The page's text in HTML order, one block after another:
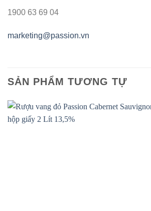
1900 63 69 04
marketing@passion.vn
SẢN PHẨM TƯƠNG TỰ